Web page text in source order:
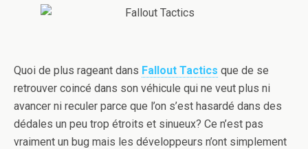
Quoi de plus rageant dans Fallout Tactics que de se
retrouver coincé dans son véhicule qui ne veut plus ni
avancer ni reculer parce que l’on s’est hasardé dans des
dédales un peu trop étroits et sinueux? Ce n’est pas
vraiment un bug mais les développeurs n’ont simplement